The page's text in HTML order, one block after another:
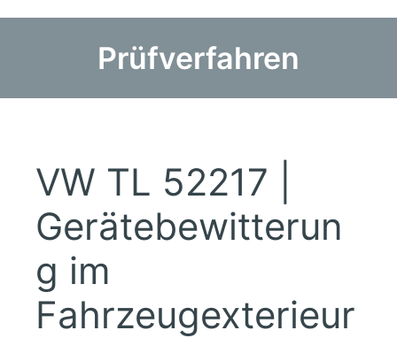
Prüfverfahren
VW TL 52217 |
Gerätebewitterun
g im
Fahrzeugexterieur